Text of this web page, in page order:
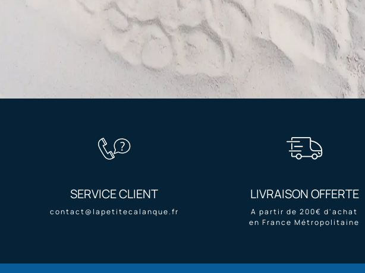
SERVICE CLIENT
contact@lapetitecalanque.fr
LIVRAISON OFFERTE
A partir de 200€ d'achat
en France Métropolitaine